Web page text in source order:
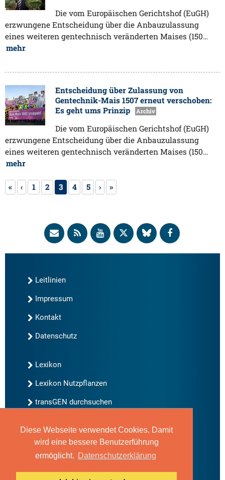
Diese Webseite verwendet Cookies. Damit
wird eine bessere Benutzerführung
ermöglicht. Datenschutzerklärung
Die vom Europäischen Gerichtshof (EuGH)
erzwungene Entscheidung über die Anbauzulassung
eines weiteren gentechnisch veränderten Maises (150…
mehr
Entscheidung über Zulassung von
Gentechnik-Mais 1507 erneut verschoben:
Es geht ums Prinzip
Archiv
Die vom Europäischen Gerichtshof (EuGH)
erzwungene Entscheidung über die Anbauzulassung
eines weiteren gentechnisch veränderten Maises (150…
mehr
« ‹ 1 2 3 4 5 › »
Leitlinien
Impressum
Kontakt
Datenschutz
Lexikon
Lexikon Nutzpflanzen
transGEN durchsuchen
Neu bei transGEN